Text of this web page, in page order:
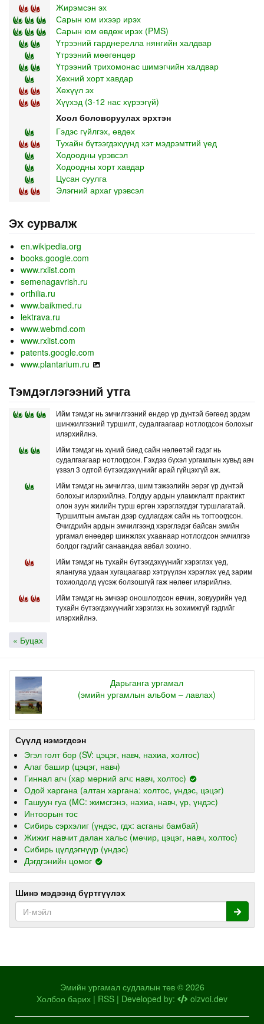
Жирэмсэн эх
Сарын юм ихээр ирэх
Сарын юм өвдөж ирэх (PMS)
Үтрээний гарднерелла нянгийн халдвар
Үтрээний мөөгөнцөр
Үтрээний трихомонас шимэгчийн халдвар
Хөхний хорт хавдар
Хөхүүл эх
Хүүхэд (3-12 нас хүрээгүй)
Хоол боловсруулах эрхтэн
Гэдэс гүйлгэх, өвдөх
Тухайн бүтээгдэхүүнд хэт мэдрэмтгий үед
Ходоодны үрэвсэл
Ходоодны хорт хавдар
Цусан суулга
Элэгний архаг үрэвсэл
Эх сурвалж
en.wikipedia.org
books.google.com
www.rxlist.com
semenagavrish.ru
orthilia.ru
www.baikmed.ru
lektrava.ru
www.webmd.com
www.rxlist.com
patents.google.com
www.plantarium.ru
Тэмдэглэгээний утга
Ийм тэмдэг нь эмчилгээний өндөр үр дүнтэй бөгөөд эрдэм
шинжилгээний туршилт, судалгаагаар нотлогдсон болохыг
илэрхийлнэ.
Ийм тэмдэг нь хүний биед сайн нөлөөтэй гэдэг нь
судалгаагаар нотлогдсон. Гэхдээ бүхэл ургамлын хувьд авч
үзвэл 3 одтой бүтээгдэхүүнийг арай гүйцэхгүй аж.
Ийм тэмдэг нь эмчилгээ, шим тэжээлийн эерэг үр дүнтэй
болохыг илэрхийлнэ. Голдуу ардын уламжлалт практикт
олон зуун жилийн турш өргөн хэрэглэгддэг туршлагатай.
Туршилтын амьтан дээр судлагдаж сайн нь тогтоогдсон.
Өчигдрийн ардын эмчилгээнд хэрэглэдэг байсан эмийн
ургамал өнөөдөр шинжлэх ухаанаар нотлогдсон эмчилгээ
болдог гэдгийг санаандаа авбал зохино.
Ийм тэмдэг нь тухайн бүтээгдэхүүнийг хэрэглэх үед,
ялангуяа удаан хугацаагаар хэтрүүлэн хэрэглэх үед зарим
тохиолдолд үүсэж болзошгүй гаж нөлөөг илэрийлнэ.
Ийм тэмдэг нь эмчээр оношлогдсон өвчин, зовуурийн үед
тухайн бүтээгдэхүүнийг хэрэглэх нь зохимжгүй гэдгийг
илэрхийлнэ.
« Буцах
Дарьганга ургамал
(эмийн ургамлын альбом – лавлах)
Сүүлд нэмэгдсэн
Эгэл голт бор (SV: цэцэг, навч, нахиа, холтос)
Алаг башир (цэцэг, навч)
Гиннал агч (хар мөрний агч: навч, холтос)
Одой харгана (алтан харгана: холтос, үндэс, цэцэг)
Гашуун гуа (MC: жимсгэнэ, нахиа, навч, үр, үндэс)
Интоорын тос
Сибирь сэрхэлиг (үндэс, гдх: асганы бамбай)
Жижиг навчит далан хальс (мөчир, цэцэг, навч, холтос)
Сибирь цүлдэгнүүр (үндэс)
Дэгдгэнийн цомог
Шинэ мэдээнд бүртгүүлэх
Эмийн ургамал судлалын төв © 2026
Холбоо барих | RSS | Developed by: olzvoi.dev